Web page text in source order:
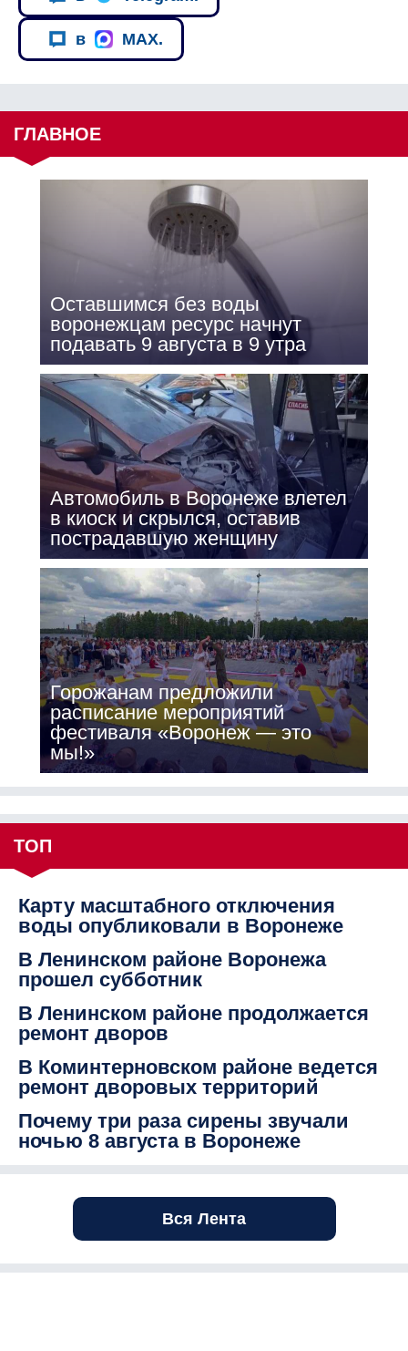
в MAX.
ГЛАВНОЕ
Оставшимся без воды
воронежцам ресурс начнут
подавать 9 августа в 9 утра
Автомобиль в Воронеже влетел
в киоск и скрылся, оставив
пострадавшую женщину
Горожанам предложили
расписание мероприятий
фестиваля «Воронеж — это
мы!»
ТОП
Карту масштабного отключения
воды опубликовали в Воронеже
В Ленинском районе Воронежа
прошел субботник
В Ленинском районе продолжается
ремонт дворов
В Коминтерновском районе ведется
ремонт дворовых территорий
Почему три раза сирены звучали
ночью 8 августа в Воронеже
Вся Лента